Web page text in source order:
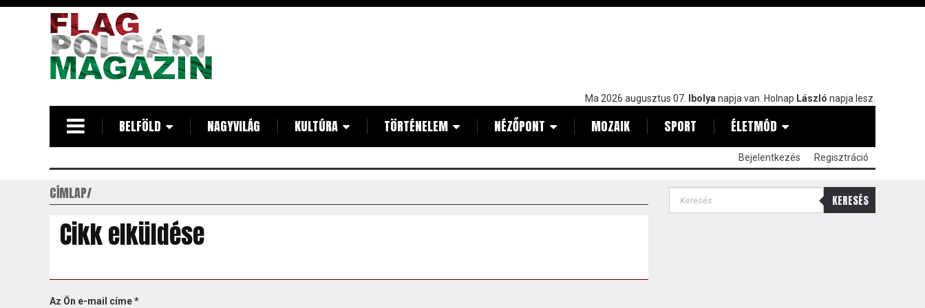
Ma 2026 augusztus 07. Ibolya napja van. Holnap László napja lesz.
BELFÖLD NAGYVILÁG KULTÚRA TÖRTÉNELEM NÉZŐPONT MOZAIK SPORT ÉLETMÓD
Bejelentkezés Regisztráció
CÍMLAP
Cikk elküldése
Az Ön e-mail címe*
KERESÉS